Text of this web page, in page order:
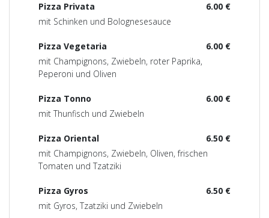
6.00 €
Pizza Privata
mit Schinken und Bolognesesauce
6.00 €
Pizza Vegetaria
mit Champignons, Zwiebeln, roter Paprika,
Peperoni und Oliven
6.00 €
Pizza Tonno
mit Thunfisch und Zwiebeln
6.50 €
Pizza Oriental
mit Champignons, Zwiebeln, Oliven, frischen
Tomaten und Tzatziki
6.50 €
Pizza Gyros
mit Gyros, Tzatziki und Zwiebeln